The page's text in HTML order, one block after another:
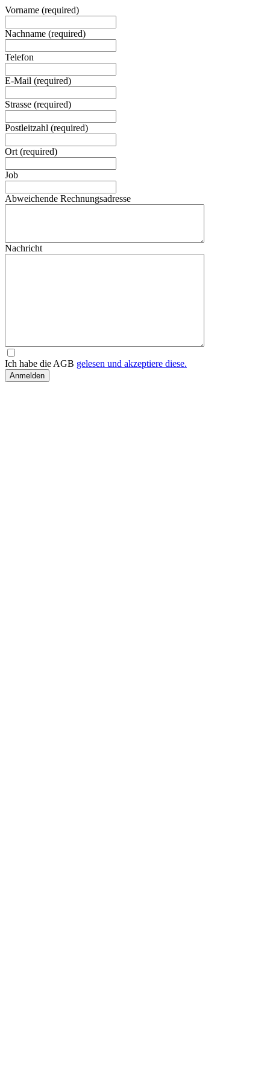
Vorname (required)
Nachname (required)
Telefon
E-Mail (required)
Strasse (required)
Postleitzahl (required)
Ort (required)
Job
Abweichende Rechnungsadresse
Nachricht
Ich habe die AGB gelesen und akzeptiere diese.
Anmelden